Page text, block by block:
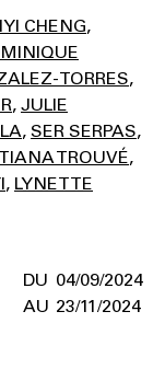
CHENG
TORRES
JULIE
SER SERPAS
TROUVÉ
LYNETTE
04/09/2024
23/11/2024